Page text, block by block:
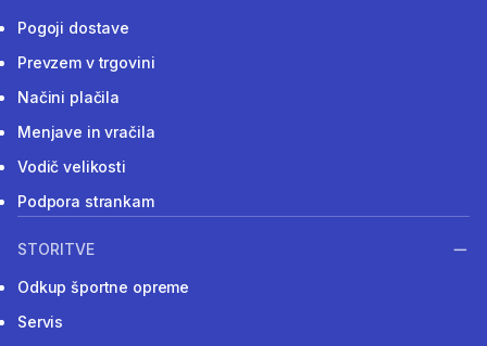
Pogoji dostave
Prevzem v trgovini
Načini plačila
Menjave in vračila
Vodič velikosti
Podpora strankam
STORITVE
Odkup športne opreme
Servis